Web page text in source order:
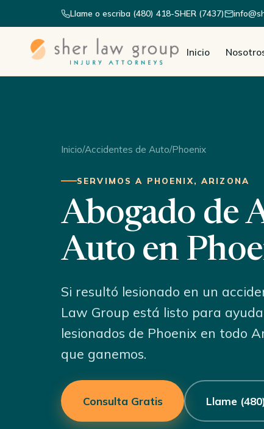
Llame o escriba (480) 418-SHER (7437)
Inicio
Inicio/Accidentes de Auto/Phoenix
SERVIMOS A PHOENIX, ARIZONA
Abogado de
Auto en
Si resultó lesionado en un
Law Group está listo para
lesionados de Phoenix en todo
que ganemos.
Consulta Gratis Llame